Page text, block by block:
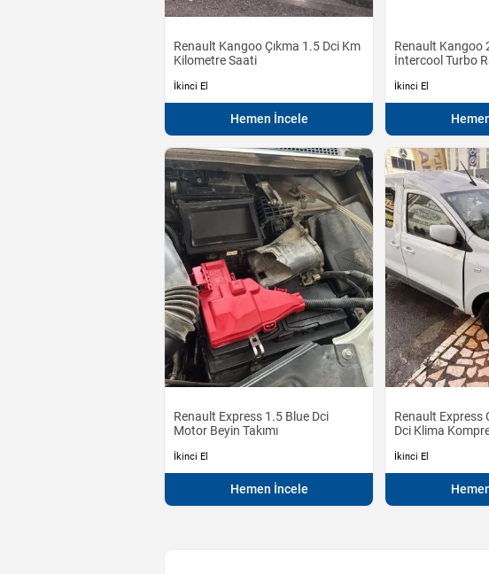
Renault Kangoo Çıkma 1.5 Dci Km
Kilometre Saati
İkinci El
Hemen İncele
Renault Kangoo
İntercool Turbo
İkinci El
Renault Express 1.5 Blue Dci
Motor Beyin Takımı
İkinci El
Hemen İncele
Renault Express
Dci Klima
İkinci El